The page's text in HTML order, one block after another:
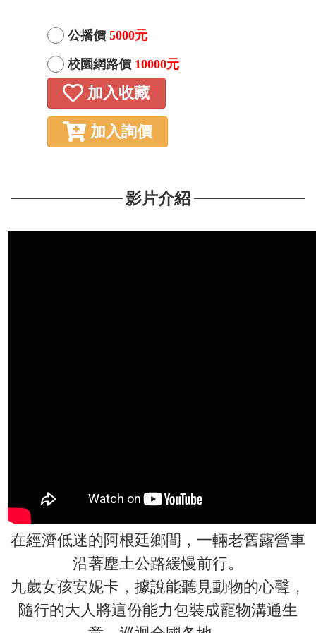
公播價 5000元
校園網路價 10000元
加入收藏
加入詢價
影片介紹
在經濟低迷的阿根廷鄉間，一輛老舊露營車
沿著塵土公路緩慢前行。
九歲女孩安妮卡，據說能聽見動物的心聲，
隨行的大人將這份能力包裝成寵物溝通生